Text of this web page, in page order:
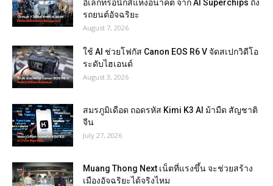
อิเล็กทรอนิกส์แห่งอนาคต จาก AI Superchips ถึง
รถยนต์อัจฉริยะ
August 7, 2026
ใช้ AI ช่วยโฟกัส Canon EOS R6 V จัดสเปกวิดีโอ
ระดับไฮเอนด์
August 3, 2026
สมรภูมิเดือด ถอดรหัส Kimi K3 AI ม้ามืด สัญชาติ
จีน
July 27, 2026
Muang Thong Next เน็ตที่แรงขึ้น จะช่วยสร้าง
เมืองอัจฉริยะได้จริงไหม